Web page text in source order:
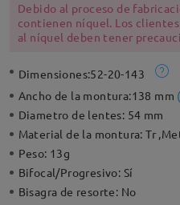
Debido al proceso de
contienen níquel. Los
al níquel deben tener
Dimensiones:52-20-143
Ancho de la montura:138 mm (
Diametro de lentes: 54 mm
Material de la montura:Tr
Peso: 13g
Bifocal/Progresivo: Sí
Bisagra de resorte: No